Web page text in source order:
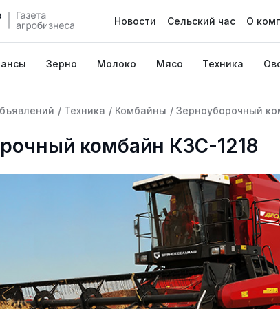
Новости Сельский час О
Зерно Молоко Мясо Техника
/ Техника / Комбайны / Зерноуборочный
комбайн КЗС-1218